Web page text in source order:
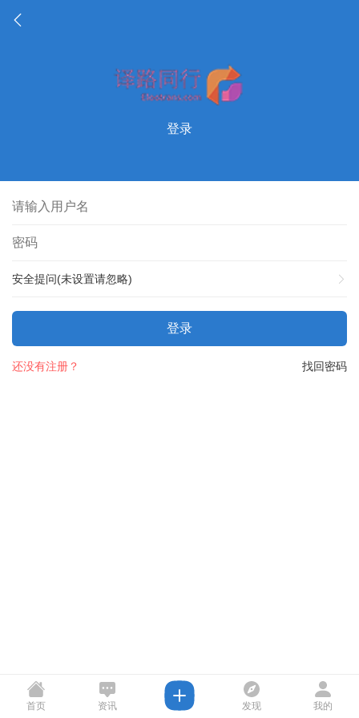
登录
安全提问(未设置请忽略)
登录
找回密码
还没有注册？
首页 资讯 发现 我的